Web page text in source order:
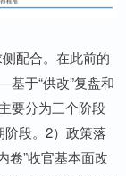
配合。在此前的
于“供改”复盘和
要分为三个阶段
段。2）政策落
卷”收官基本面改